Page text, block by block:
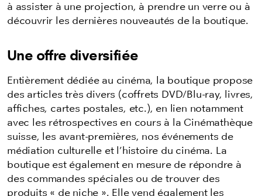
à assister à une projection, à prendre un verre ou à
découvrir les dernières nouveautés de la boutique.
Une offre diversifiée
Entièrement dédiée au cinéma, la boutique propose
des articles très divers (coffrets DVD/Blu-ray, livres,
affiches, cartes postales, etc.), en lien notamment
avec les rétrospectives en cours à la Cinémathèque
suisse, les avant-premières, nos événements de
médiation culturelle et l’histoire du cinéma. La
boutique est également en mesure de répondre à
des commandes spéciales ou de trouver des
produits « de niche ». Elle vend également les